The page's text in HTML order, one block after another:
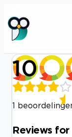
10
1
Reviews for